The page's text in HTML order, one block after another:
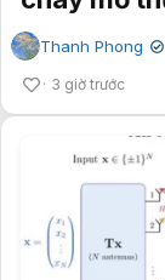
Thanh Phong ✔
3 giờ trước